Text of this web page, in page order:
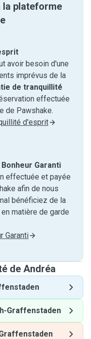
la plateforme
avoir besoin d'une
imprévus de la
de tranquillité
effectuée
de Pawshake.
d'esprit
Garanti
effectuée et payée
afin de nous
bénéficiez de la
matière de garde
Garanti
de Andréa
Graffenstaden